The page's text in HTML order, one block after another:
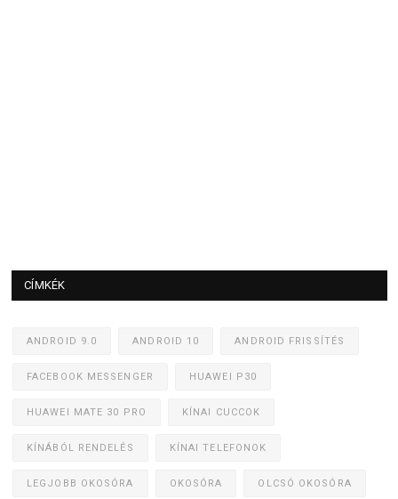
CÍMKÉK
ANDROID 9.0 ANDROID 10 ANDROID FRISSÍTÉS
FACEBOOK MESSENGER HUAWEI P30
HUAWEI MATE 30 PRO KÍNAI CUCCOK
KÍNÁBÓL RENDELÉS KÍNAI TELEFONOK
LEGJOBB OKOSÓRA OKOSÓRA OLCSÓ OKOSÓRA